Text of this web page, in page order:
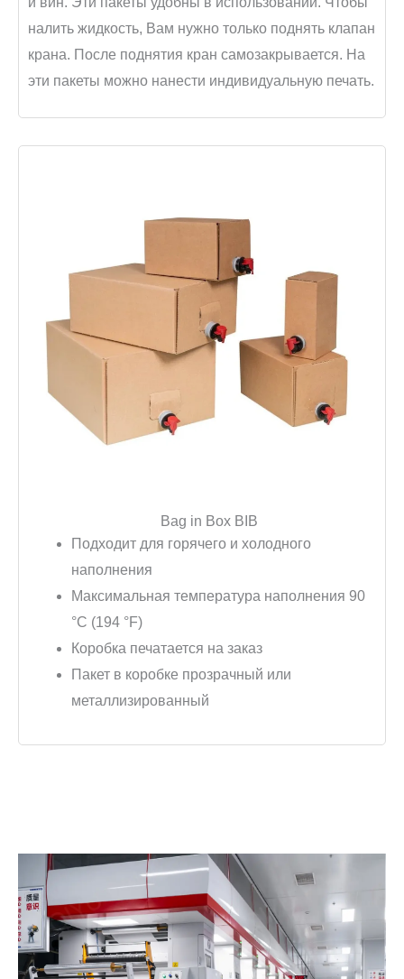
налить жидкость, Вам нужно только поднять клапан
крана. После поднятия кран самозакрывается. На
эти пакеты можно нанести индивидуальную печать.
Bag in Box BIB
Подходит для горячего и холодного
наполнения
Максимальная температура наполнения 90
°C (194 °F)
Коробка печатается на заказ
Пакет в коробке прозрачный или
металлизированный